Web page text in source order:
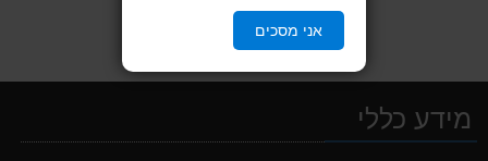
אני מסכים
מידע כללי